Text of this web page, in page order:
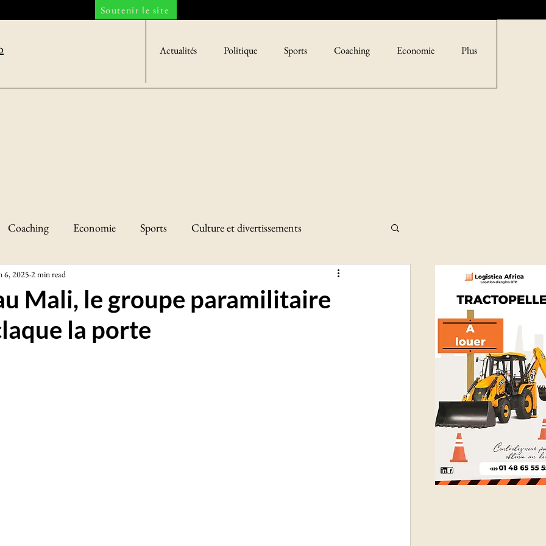
Soutenir le site
Actualités Politique Sports Coaching Economie Plus
Coaching Economie Sports Culture et divertissements
Mali, le groupe paramilitaire
la porte
6, 2025 2 min read